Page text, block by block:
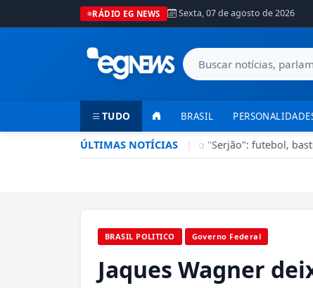
RÁDIO EG NEWS Sexta, 07 de agosto de 2026
TUDO BRASIL
ÚLTIMAS NOTÍCIAS |
em Ação recebe Sérgio Lisboa, o "Serjão": futebol,
BRASIL POLITICO Governo Federal
Jaques Wagner